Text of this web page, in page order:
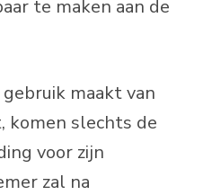
te maken aan de
maakt van
komen slechts de
voor zijn
zal na